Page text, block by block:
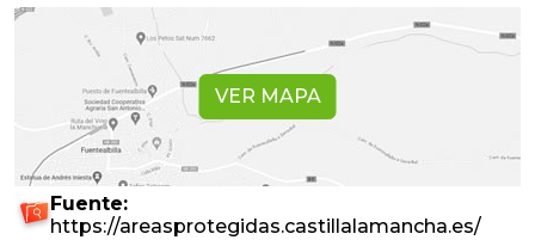
VER MAPA
Fuente:
https://areasprotegidas.castillalamancha.es/